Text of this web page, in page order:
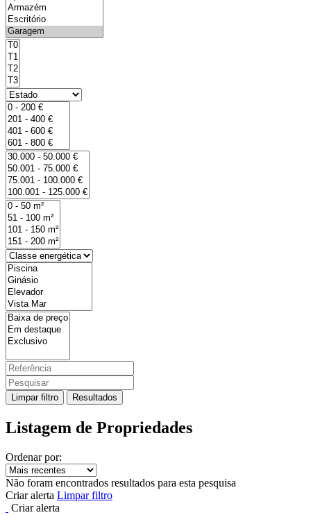
Limpar filtro Resultados
Listagem de Propriedades
Ordenar por:
Não foram encontrados resultados para esta pesquisa
Criar alerta Limpar filtro
Criar alerta